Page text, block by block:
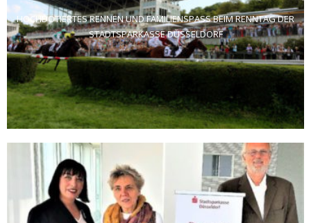
HOCHDOTIERTES RENNEN UND FAMILIENSPASS BEIM RENNTAG DER S
TADTSPARKASSE DÜSSELDORF